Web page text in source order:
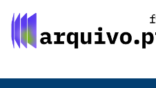
para
para